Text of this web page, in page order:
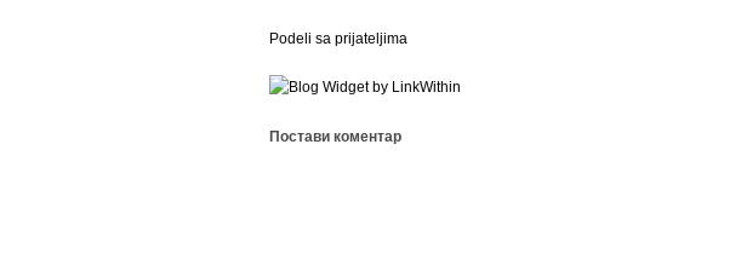
Podeli sa prijateljima
Постави коментар